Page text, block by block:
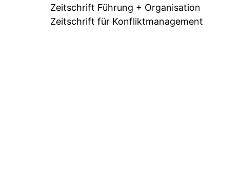
Zeitschrift Führung + Organisation
Zeitschrift für Konfliktmanagement